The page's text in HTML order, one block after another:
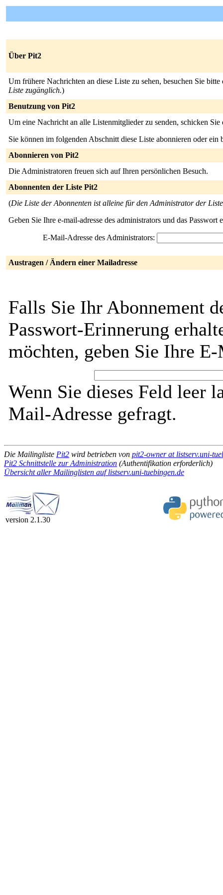
Über Pit2
Um frühere Nachrichten an diese Liste zu sehen, besuchen Sie bitte
Liste zugänglich.)
Benutzung von Pit2
Um eine Nachricht an alle Listenmitglieder zu senden, schicken Sie
Sie können im folgenden Abschnitt diese Liste abonnieren oder ein
Abonnieren von Pit2
Die Administratoren freuen sich auf Ihren persönlichen Besuch.
Abonnenten der Liste Pit2
(Die Liste der Abonnenten ist alleine für den Administrator der
Geben Sie Ihre e-mail-adresse des administrators und das
E-Mail-Adresse des Administrators:
Austragen / Ändern einer Mailadresse
Falls Sie Ihr Abonnement
Passwort-Erinnerung
möchten, geben Sie Ihre
Wenn Sie dieses Feld leer
Mail-Adresse gefragt.
Die Mailingliste Pit2 wird betrieben von pit2-owner at listserv.uni-
Pit2 Schnittstelle zur Administration (Authentifikation erforderlich)
Übersicht aller Mailinglisten auf listserv.uni-tuebingen.de
version 2.1.30